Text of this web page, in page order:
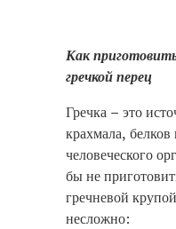
Как
гречкой перец
Гречка – это
крахмала,
человеческого
бы не
гречневой
несложно: